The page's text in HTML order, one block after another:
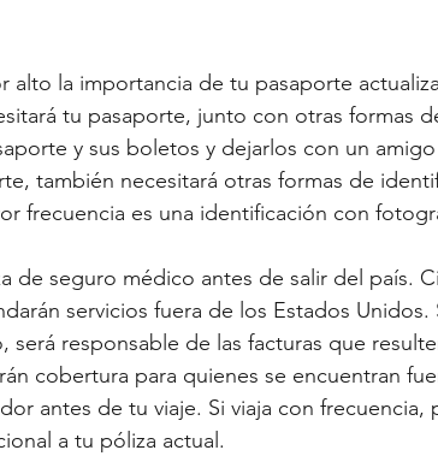
alto la importancia de tu pasaporte
tu pasaporte, junto con otras formas
y sus boletos y dejarlos con un
también necesitará otras formas de
frecuencia es una identificación con
de seguro médico antes de salir del país.
servicios fuera de los Estados Unidos.
será responsable de las facturas que
cobertura para quienes se encuentran
antes de tu viaje. Si viaja con frecuencia,
a tu póliza actual.